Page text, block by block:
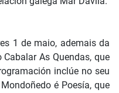
1 de maio, ademais da
As Quendas, que
inclúe no seu
é Poesía, que